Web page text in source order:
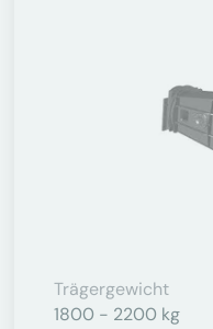
Trägergewicht
1800 - 2200 kg